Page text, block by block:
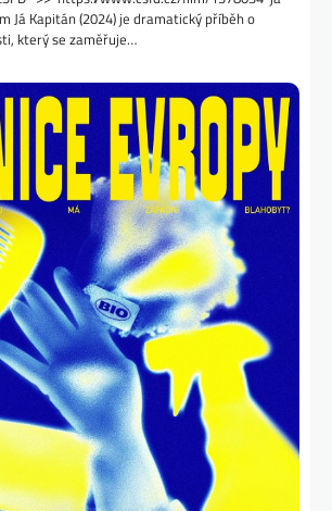
Já Kapitán (2024) je dramatický příběh o
který se zaměřuje…